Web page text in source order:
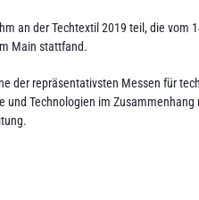
an der Techtextil 2019 teil, die vom
Main stattfand.
der repräsentativsten Messen für
und Technologien im Zusammenhang